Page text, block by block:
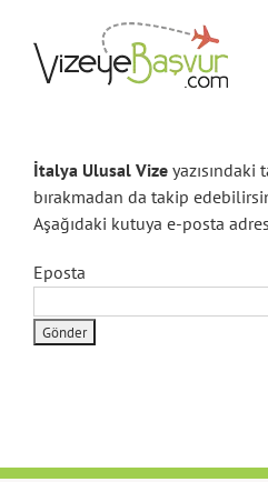
content
İtalya Ulusal Vize yazısındaki
bırakmadan da takip
Aşağıdaki kutuya e-posta
Eposta